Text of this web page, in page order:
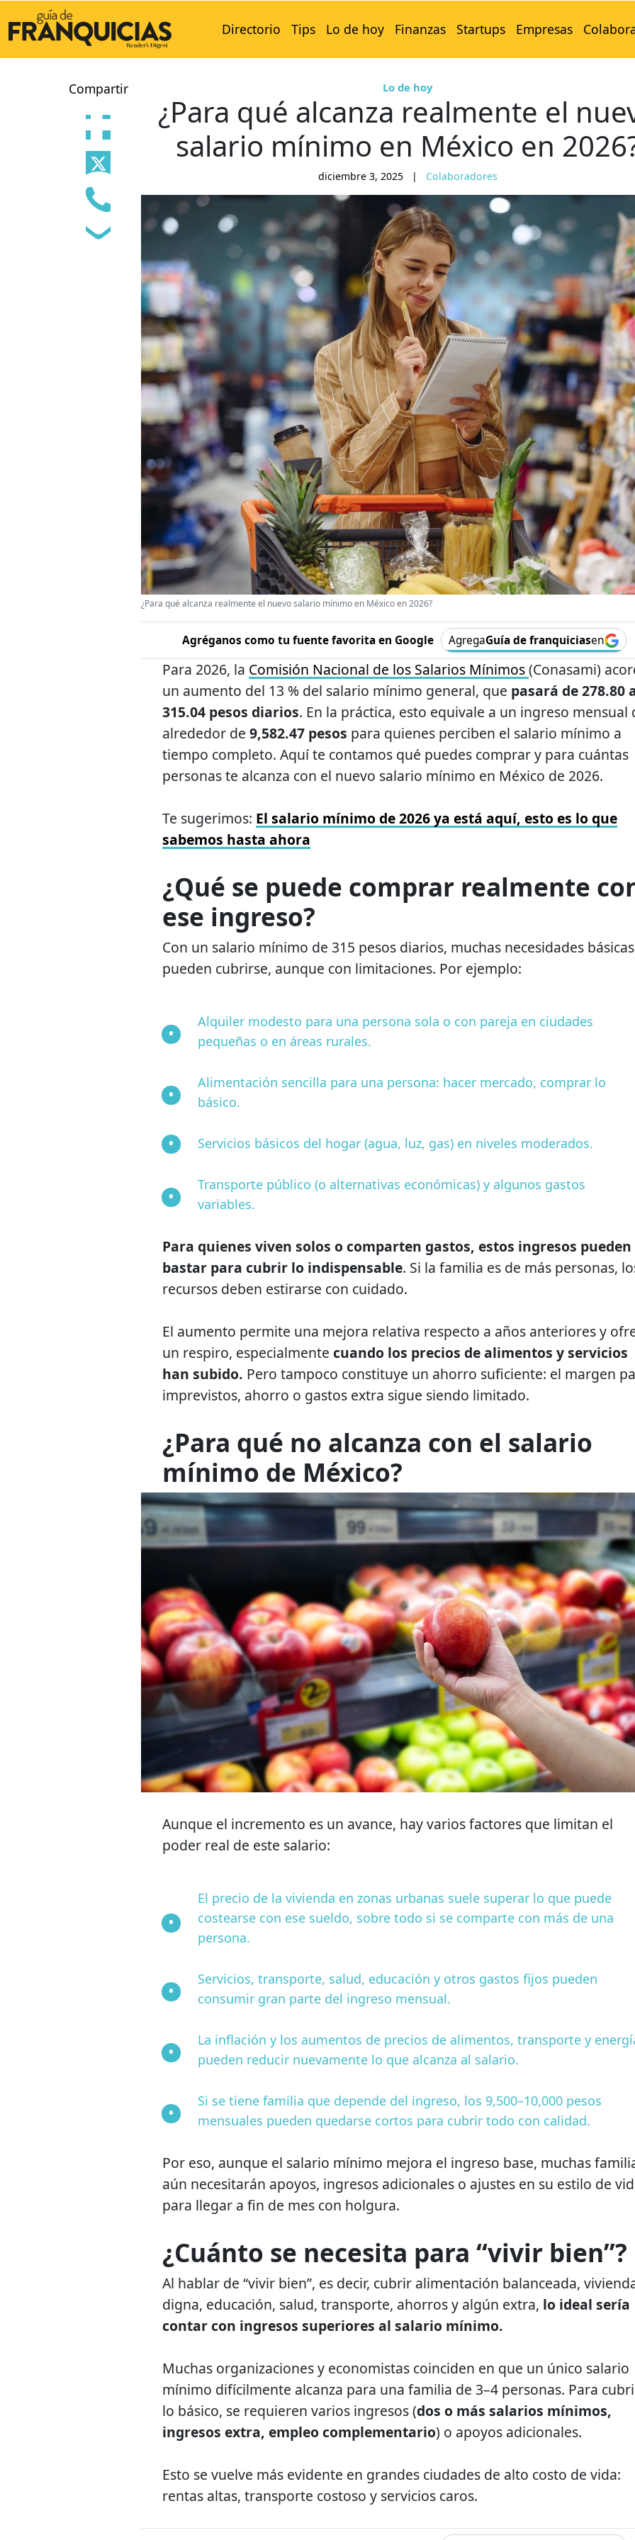
Directorio Tips Lo de hoy Finanzas Startups Empresas
Compartir Lo de hoy
¿Para qué alcanza realmente el
salario mínimo en México en
diciembre 3, 2025 | Colaboradores
¿Para qué alcanza realmente el nuevo salario mínimo en México en 2026?
Agréganos como tu fuente favorita en Google AgregaGuía de franquiciasen
Para 2026, la Comisión Nacional de los Salarios Mínimos(Conasami)
un aumento del 13 % del salario mínimo general, que pasará de 278.80
315.04 pesos diarios. En la práctica, esto equivale a un ingreso mensual
alrededor de 9,582.47 pesos para quienes perciben el salario mínimo a
tiempo completo. Aquí te contamos qué puedes comprar y para cuántas
personas te alcanza con el nuevo salario mínimo en México de 2026.
Te sugerimos: El salario mínimo de 2026 ya está aquí, esto es lo que
sabemos hasta ahora
¿Qué se puede comprar realmente
ese ingreso?
Con un salario mínimo de 315 pesos diarios, muchas necesidades básicas
pueden cubrirse, aunque con limitaciones. Por ejemplo:
Alquiler modesto para una persona sola o con pareja en ciudades
pequeñas o en áreas rurales.
Alimentación sencilla para una persona: hacer mercado, comprar lo
básico.
Servicios básicos del hogar (agua, luz, gas) en niveles moderados.
Transporte público (o alternativas económicas) y algunos gastos
variables.
Para quienes viven solos o comparten gastos, estos ingresos pueden
bastar para cubrir lo indispensable. Si la familia es de más personas,
recursos deben estirarse con cuidado.
El aumento permite una mejora relativa respecto a años anteriores y
un respiro, especialmente cuando los precios de alimentos y servicios
han subido. Pero tampoco constituye un ahorro suficiente: el margen
imprevistos, ahorro o gastos extra sigue siendo limitado.
¿Para qué no alcanza con el salario
mínimo de México?
Aunque el incremento es un avance, hay varios factores que limitan el
poder real de este salario:
El precio de la vivienda en zonas urbanas suele superar lo que puede
costearse con ese sueldo, sobre todo si se comparte con más de una
persona.
Servicios, transporte, salud, educación y otros gastos fijos pueden
consumir gran parte del ingreso mensual.
La inflación y los aumentos de precios de alimentos, transporte y
pueden reducir nuevamente lo que alcanza al salario.
Si se tiene familia que depende del ingreso, los 9,500–10,000 pesos
mensuales pueden quedarse cortos para cubrir todo con calidad.
Por eso, aunque el salario mínimo mejora el ingreso base, muchas
aún necesitarán apoyos, ingresos adicionales o ajustes en su estilo de
para llegar a fin de mes con holgura.
¿Cuánto se necesita para “vivir bien”?
Al hablar de “vivir bien”, es decir, cubrir alimentación balanceada,
digna, educación, salud, transporte, ahorros y algún extra, lo ideal sería
contar con ingresos superiores al salario mínimo.
Muchas organizaciones y economistas coinciden en que un único salario
mínimo difícilmente alcanza para una familia de 3–4 personas. Para
lo básico, se requieren varios ingresos (dos o más salarios mínimos,
ingresos extra, empleo complementario) o apoyos adicionales.
Esto se vuelve más evidente en grandes ciudades de alto costo de vida:
rentas altas, transporte costoso y servicios caros.